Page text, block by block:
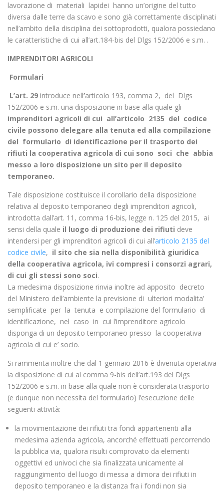
lavorazione di materiali lapidei hanno un’origine del tutto
diversa dalle terre da scavo e sono già correttamente disciplinati
nell’ambito della disciplina dei sottoprodotti, qualora possiedano
le caratteristiche di cui all’art.184-bis del Dlgs 152/2006 e s.m. .
IMPRENDITORI AGRICOLI
Formulari
L’art. 29 introduce nell’articolo 193, comma 2, del Dlgs
152/2006 e s.m. una disposizione in base alla quale gli
imprenditori agricoli di cui all’articolo 2135 del codice
civile possono delegare alla tenuta ed alla compilazione
del formulario di identificazione per il trasporto dei
rifiuti la cooperativa agricola di cui sono soci che abbia
messo a loro disposizione un sito per il deposito
temporaneo.
Tale disposizione costituisce il corollario della disposizione
relativa al deposito temporaneo degli imprenditori agricoli,
introdotta dall’art. 11, comma 16-bis, legge n. 125 del 2015, ai
sensi della quale il luogo di produzione dei rifiuti deve
intendersi per gli imprenditori agricoli di cui all’articolo 2135 del
codice civile, il sito che sia nella disponibilità giuridica
della cooperativa agricola, ivi compresi i consorzi agrari,
di cui gli stessi sono soci.
La medesima disposizione rinvia inoltre ad apposito decreto
del Ministero dell’ambiente la previsione di ulteriori modalita’
semplificate per la tenuta e compilazione del formulario di
identificazione, nel caso in cui l’imprenditore agricolo
disponga di un deposito temporaneo presso la cooperativa
agricola di cui e’ socio.
Si rammenta inoltre che dal 1 gennaio 2016 è divenuta operativa
la disposizione di cui al comma 9-bis dell’art.193 del Dlgs
152/2006 e s.m. in base alla quale non è considerata trasporto
(e dunque non necessita del formulario) l’esecuzione delle
seguenti attività:
la movimentazione dei rifiuti tra fondi appartenenti alla
medesima azienda agricola, ancorché effettuati percorrendo
la pubblica via, qualora risulti comprovato da elementi
oggettivi ed univoci che sia finalizzata unicamente al
raggiungimento del luogo di messa a dimora dei rifiuti in
deposito temporaneo e la distanza fra i fondi non sia